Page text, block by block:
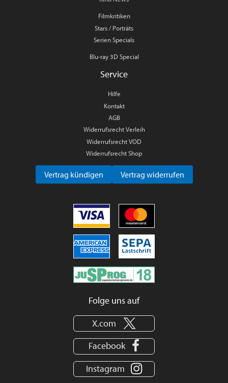
Filmkritiken
Stars / Porträts
Serien Specials
Blu-ray 3D Special
Service
Hilfe
Kontakt
AGB
Widerrufsrecht Verleih
Widerrufsrecht VOD
Widerrufsrecht Shop
Vertrag kündigen Vertrag widerrufen
Folge uns auf
X.com
Facebook
Instagram